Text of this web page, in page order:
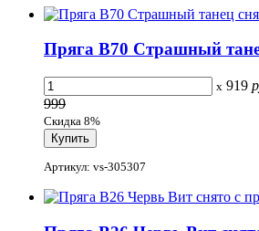
Пряга B70 Страшный
x 919
999
Скидка 8%
Артикул: vs-305307